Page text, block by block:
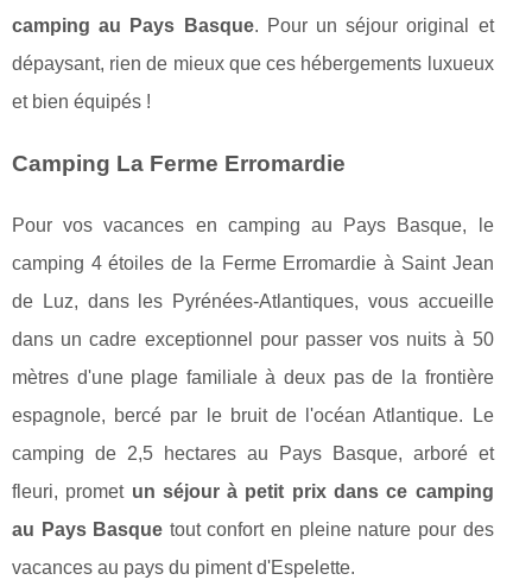
camping au Pays Basque. Pour un séjour original et
dépaysant, rien de mieux que ces hébergements luxueux
et bien équipés !
Camping La Ferme Erromardie
Pour vos vacances en camping au Pays Basque, le
camping 4 étoiles de la Ferme Erromardie à Saint Jean
de Luz, dans les Pyrénées-Atlantiques, vous accueille
dans un cadre exceptionnel pour passer vos nuits à 50
mètres d'une plage familiale à deux pas de la frontière
espagnole, bercé par le bruit de l'océan Atlantique. Le
camping de 2,5 hectares au Pays Basque, arboré et
fleuri, promet un séjour à petit prix dans ce camping
au Pays Basque tout confort en pleine nature pour des
vacances au pays du piment d'Espelette.